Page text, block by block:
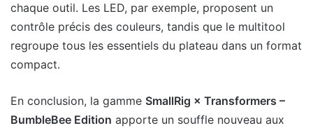
chaque outil. Les LED, par exemple, proposent un
contrôle précis des couleurs, tandis que le multitool
regroupe tous les essentiels du plateau dans un format
compact.
En conclusion, la gamme SmallRig × Transformers –
BumbleBee Edition apporte un souffle nouveau aux